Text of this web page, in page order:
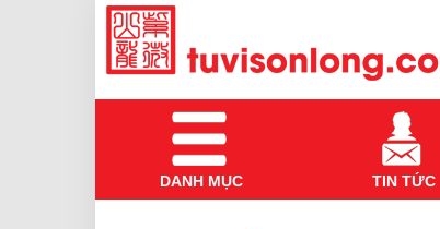
DANH MỤC TIN TỨC